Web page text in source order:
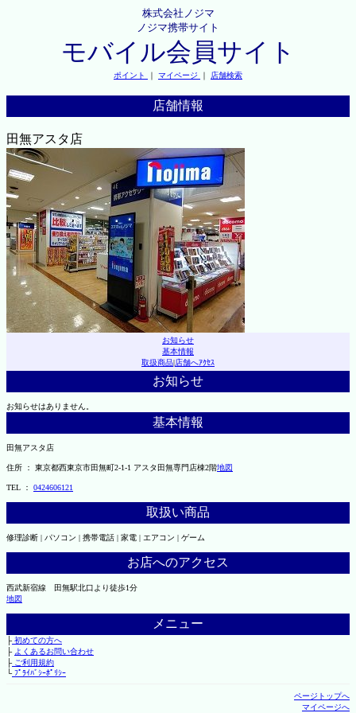
株式会社ノジマ
ノジマ携帯サイト
モバイル会員サイト
ポイント ｜ マイページ ｜ 店舗検索
店舗情報
田無アスタ店
お知らせ
基本情報
取扱商品|店舗へｱｸｾｽ
お知らせ
お知らせはありません。
基本情報
田無アスタ店
住所 ： 東京都西東京市田無町2-1-1 アスタ田無専門店棟2階地図
TEL ： 0424606121
取扱い商品
修理診断 | パソコン | 携帯電話 | 家電 | エアコン | ゲーム
お店へのアクセス
西武新宿線 田無駅北口より徒歩1分
地図
メニュー
├初めての方へ
├ よくあるお問い合わせ
├ご利用規約
└ﾌﾟﾗｲﾊﾞｼｰﾎﾟﾘｼｰ
ページトップへ
マイページへ